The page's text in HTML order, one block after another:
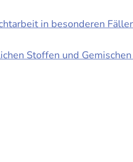
in besonderen
Stoffen und